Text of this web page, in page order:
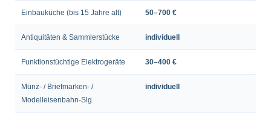
Einbauküche (bis 15 Jahre alt) 50–700 €
Antiquitäten & Sammlerstücke individuell
Funktionstüchtige Elektrogeräte 30–400 €
Münz- / Briefmarken- /
Modelleisenbahn-Slg.
individuell